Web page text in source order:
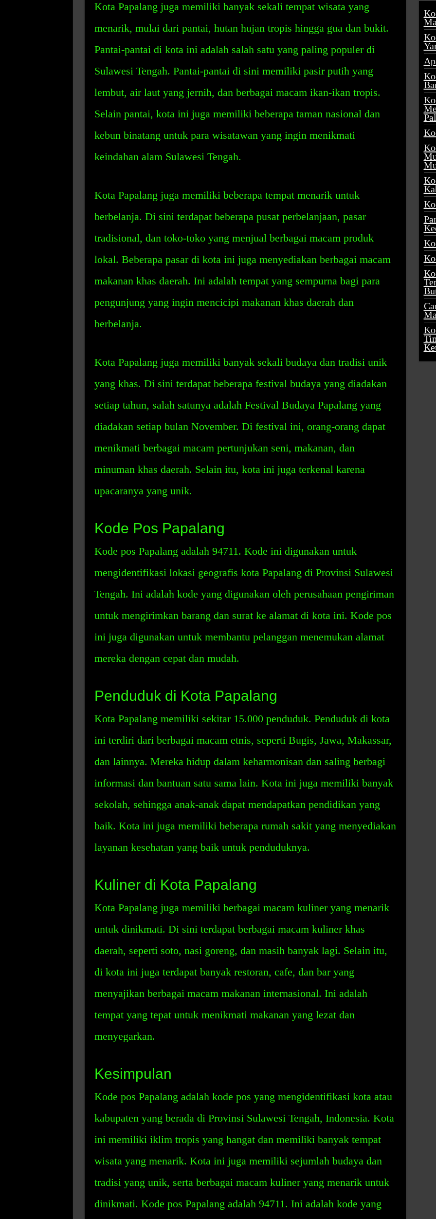
Kota Papalang juga memiliki banyak sekali tempat wisata yang
menarik, mulai dari pantai, hutan hujan tropis hingga gua dan bukit.
Pantai-pantai di kota ini adalah salah satu yang paling populer di
Sulawesi Tengah. Pantai-pantai di sini memiliki pasir putih yang
lembut, air laut yang jernih, dan berbagai macam ikan-ikan tropis.
Selain pantai, kota ini juga memiliki beberapa taman nasional dan
kebun binatang untuk para wisatawan yang ingin menikmati
keindahan alam Sulawesi Tengah.
Kota Papalang juga memiliki beberapa tempat menarik untuk
berbelanja. Di sini terdapat beberapa pusat perbelanjaan, pasar
tradisional, dan toko-toko yang menjual berbagai macam produk
lokal. Beberapa pasar di kota ini juga menyediakan berbagai macam
makanan khas daerah. Ini adalah tempat yang sempurna bagi para
pengunjung yang ingin mencicipi makanan khas daerah dan
berbelanja.
Kota Papalang juga memiliki banyak sekali budaya dan tradisi unik
yang khas. Di sini terdapat beberapa festival budaya yang diadakan
setiap tahun, salah satunya adalah Festival Budaya Papalang yang
diadakan setiap bulan November. Di festival ini, orang-orang dapat
menikmati berbagai macam pertunjukan seni, makanan, dan
minuman khas daerah. Selain itu, kota ini juga terkenal karena
upacaranya yang unik.
Kode Pos Papalang
Kode pos Papalang adalah 94711. Kode ini digunakan untuk
mengidentifikasi lokasi geografis kota Papalang di Provinsi Sulawesi
Tengah. Ini adalah kode yang digunakan oleh perusahaan pengiriman
untuk mengirimkan barang dan surat ke alamat di kota ini. Kode pos
ini juga digunakan untuk membantu pelanggan menemukan alamat
mereka dengan cepat dan mudah.
Penduduk di Kota Papalang
Kota Papalang memiliki sekitar 15.000 penduduk. Penduduk di kota
ini terdiri dari berbagai macam etnis, seperti Bugis, Jawa, Makassar,
dan lainnya. Mereka hidup dalam keharmonisan dan saling berbagi
informasi dan bantuan satu sama lain. Kota ini juga memiliki banyak
sekolah, sehingga anak-anak dapat mendapatkan pendidikan yang
baik. Kota ini juga memiliki beberapa rumah sakit yang menyediakan
layanan kesehatan yang baik untuk penduduknya.
Kuliner di Kota Papalang
Kota Papalang juga memiliki berbagai macam kuliner yang menarik
untuk dinikmati. Di sini terdapat berbagai macam kuliner khas
daerah, seperti soto, nasi goreng, dan masih banyak lagi. Selain itu,
di kota ini juga terdapat banyak restoran, cafe, dan bar yang
menyajikan berbagai macam makanan internasional. Ini adalah
tempat yang tepat untuk menikmati makanan yang lezat dan
menyegarkan.
Kesimpulan
Kode pos Papalang adalah kode pos yang mengidentifikasi kota atau
kabupaten yang berada di Provinsi Sulawesi Tengah, Indonesia. Kota
ini memiliki iklim tropis yang hangat dan memiliki banyak tempat
wisata yang menarik. Kota ini juga memiliki sejumlah budaya dan
tradisi yang unik, serta berbagai macam kuliner yang menarik untuk
dinikmati. Kode pos Papalang adalah 94711. Ini adalah kode yang